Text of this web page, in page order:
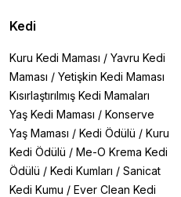
Kedi
Kuru Kedi Maması / Yavru Kedi
Maması / Yetişkin Kedi Maması
Kısırlaştırılmış Kedi Mamaları
Yaş Kedi Maması / Konserve
Yaş Maması / Kedi Ödülü / Kuru
Kedi Ödülü / Me-O Krema Kedi
Ödülü / Kedi Kumları / Sanicat
Kedi Kumu / Ever Clean Kedi